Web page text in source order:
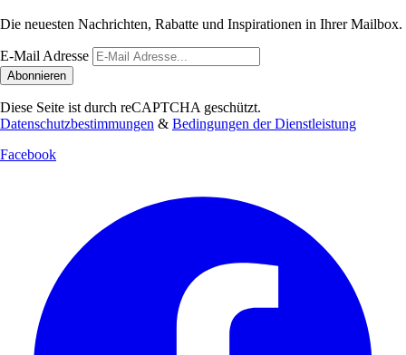
Die neuesten Nachrichten, Rabatte und Inspirationen in Ihrer Mailbox.
E-Mail Adresse
Abonnieren
Diese Seite ist durch reCAPTCHA geschützt.
Datenschutzbestimmungen & Bedingungen der Dienstleistung
Facebook